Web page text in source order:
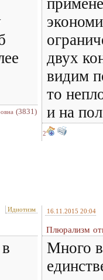
(3831)
двух
видим
то
и на
2
Идиотизм 16.11.2015 20:04
Плюрализм
Много